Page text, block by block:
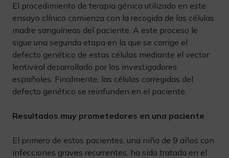
El procedimiento de terapia génica utilizado en este
ensayo clínico comienza con la recogida de las células
madre sanguíneas del paciente. A este proceso le
sigue una segunda etapa en la que se corrige el
defecto genético de estas células mediante el vector
lentiviral desarrollado por los investigadores
españoles. Finalmente, las células corregidas del
defecto genético se reinfunden en el paciente.
Resultados muy prometedores en una paciente
El primero de estos pacientes, una niña de 9 años con
infecciones graves recurrentes, ha sido tratada en el